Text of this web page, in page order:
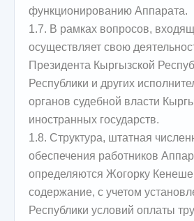
функционированию Аппарата.
1.7. В рамках вопросов,
осуществляет свою
Президента Кыргызской
Республики и других
органов судебной власти
иностранных государств.
1.8. Структура, штатная
обеспечения работников
определяются Жогорку
содержание, с учетом
Республики условий оплаты